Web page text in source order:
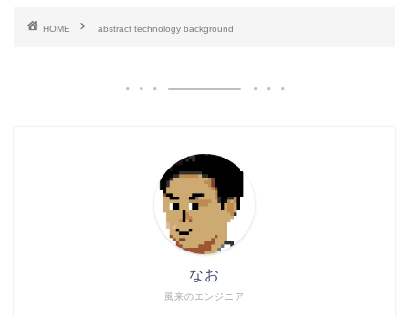
HOME abstract technology background
風来のエンジニア
なお